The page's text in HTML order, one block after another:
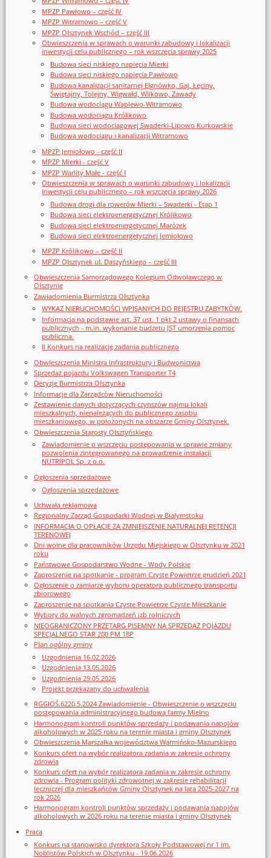
MPZP Pawłowo – część IV
MPZP Witramowo – część V
MPZP Olsztynek Wschód – część III
Obwieszczenia w sprawach o warunki zabudowy i lokalizacji
inwestycji celu publicznego – rok wszczęcia sprawy 2025
Budowa sieci niskiego napięcia Mierki
Budowa sieci niskiego napięcia Pawłowo
Budowa kanalizacji sanitarnej Elgnówko, Gaj, Łęciny,
Świętajny, Tolejny, Wigwałd, Wilkowo, Zawady
Budowa wodociągu Waplewo-Witramowo
Budowa wodociągu Królikowo
Budowa sieci wodociągowej Swaderki-Lipowo Kurkowskie
Budowa wodociągu i kanalizacji Witramowo
MPZP Jemiołowo - część II
MPZP Mierki - część V
MPZP Warlity Małe - część I
Obwieszczenia w sprawach o warunki zabudowy i lokalizacji
inwestycji celu publicznego – rok wszczęcia sprawy 2026
Budowa drogi dla rowerów Mierki – Swaderki - Etap 1
Budowa sieci elektroenergetycznej Królikowo
Budowa sieci elektroenergetycznej Marózek
Budowa sieci elektroenergetycznej Jemiołowo
MPZP Królikowo – część II
MPZP Olsztynek ul. Daszyńskiego – część III
Obwieszczenia Samorządowego Kolegium Odwoławczego w
Olsztynie
Zawiadomienia Burmistrza Olsztynka
WYKAZ NIERUCHOMOŚCI WPISANYCH DO REJESTRU ZABYTKÓW.
Informacja na podstawie art. 37 ust. 1 pkt 2 ustawy o finansach
publicznych - m.in. wykonanie budżetu JST umorzenia pomoc
publiczna.
II Konkurs na realizację zadania publicznego
Obwieszczenia Ministra Infrastruktury i Budwonictwa
Sprzedaż pojazdu Volkswagen Transporter T4
Decyzje Burmistrza Olsztynka
Informacje dla Zarządców Nieruchomości
Zestawienie danych dotyczących czynszów najmu lokali
mieszkalnych, nienależących do publicznego zasobu
mieszkaniowego, w położonych na obszarze Gminy Olsztynek.
Obwieszczenia Starosty Olsztyńskiego
Zawiadomienie o wszczęciu postępowania w sprawie zmiany
pozwolenia zintegrowanego na prowadzenie instalacji
NUTRIPOL Sp. z o.o.
Ogłoszenia sprzedażowe
Ogłoszenia sprzedażowe
Uchwała reklamowa
Regionalny Zarząd Gospodarki Wodnej w Białymstoku
INFORMACJA O OPŁACIE ZA ZMNIEJSZENIE NATURALNEJ RETENCJI
TERENOWEJ
Dni wolne dla pracowników Urzędu Miejskiego w Olsztynku w 2021
roku
Państwowe Gospodarstwo Wodne - Wody Polskie
Zaproszenie na spotkanie - program Czyste Powietrze grudzień 2021
Ogłoszenie o zamiarze wyboru operatora publicznego transportu
zbiorowego
Zaproszenie na spotkania Czyste Powietrze Czyste Mieszkanie
Wybory do walnych zgromadzeń izb rolniczych
NIEOGRANICZONY PRZETARG PISEMNY NA SPRZEDAŻ POJAZDU
SPECJALNEGO STAR 200 PM 18P
Plan ogólny gminy
Uzgodnienia 16.02.2026
Uzgodnienia 13.05.2026
Uzgodnienia 29.05.2026
Projekt przekazany do uchwalenia
RGGIOŚ.6220.5.2024 Zawiadomienie - Obwieszczenie o wszczęciu
postępowania administracyjnego budowa farmy Mielno
Harmonogram kontroli punktów sprzedaży i podawania napojów
alkoholowych w 2025 roku na terenie miasta i gminy Olsztynek
Obwieszczenia Marszałka województwa Warmińsko-Mazurskiego
Konkurs ofert na wybór realizatora zadania w zakresie ochrony
zdrowia
Konkurs ofert na wybór realizatora zadania w zakresie ochrony
zdrowia - Program polityki zdrowotnej w zakresie rehabilitacji
leczniczej dla mieszkańców Gminy Olsztynek na lata 2025-2027 na
rok 2026
Harmonogram kontroli punktów sprzedaży i podawania napojów
alkoholowych w 2026 roku na terenie miasta i gminy Olsztynek
Praca
Konkurs na stanowisko dyrektora Szkoły Podstawowej nr 1 im.
Noblistów Polskich w Olsztynku - 19.06.2026